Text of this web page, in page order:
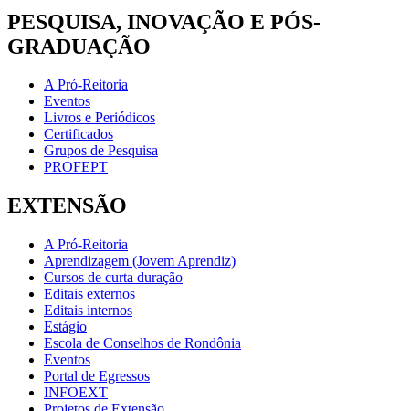
PESQUISA, INOVAÇÃO E PÓS-
GRADUAÇÃO
A Pró-Reitoria
Eventos
Livros e Periódicos
Certificados
Grupos de Pesquisa
PROFEPT
EXTENSÃO
A Pró-Reitoria
Aprendizagem (Jovem Aprendiz)
Cursos de curta duração
Editais externos
Editais internos
Estágio
Escola de Conselhos de Rondônia
Eventos
Portal de Egressos
INFOEXT